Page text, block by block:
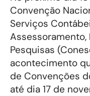
Convenção
Serviços
Assessoramento,
Pesquisas
acontecimento
de Convenções
até dia 17 de